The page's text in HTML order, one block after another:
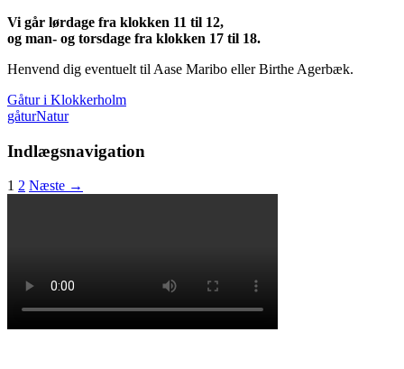
Vi går lørdage fra klokken 11 til 12,
og man- og torsdage fra klokken 17 til 18.
Henvend dig eventuelt til Aase Maribo eller Birthe Agerbæk.
Gåtur i Klokkerholm
gåturNatur
Indlægsnavigation
1 2 Næste →